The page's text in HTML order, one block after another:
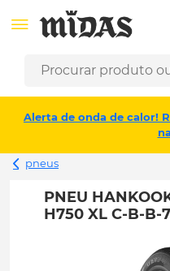
Alerta de onda de calor!
pneus
PNEU
H750 XL C-B-B-